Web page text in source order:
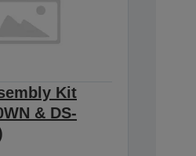
Kit
& DS-